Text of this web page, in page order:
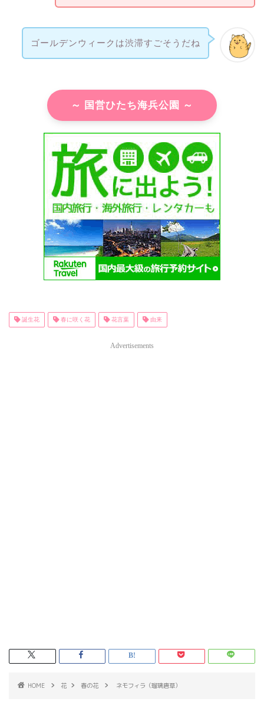
ゴールデンウィークは渋滞すごそうだね
～ 国営ひたち海兵公園 ～
誕生花 春に咲く花 花言葉 由来
Advertisements
HOME 花 春の花 ネモフィラ（瑠璃唐草）